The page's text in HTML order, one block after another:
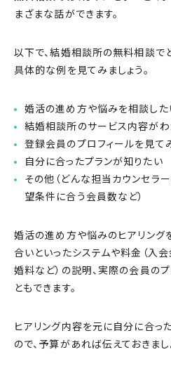
まざまな話ができます。
以下で、結婚相談所の無料相談で
具体的な例を見てみましょう。
婚活の進め方や悩みを相談した
結婚相談所のサービス内容が
登録会員のプロフィールを見て
自分に合ったプランが知りたい
その他（どんな担当カウンセラ
望条件に合う会員数など）
婚活の進め方や悩みのヒアリング
合いといったシステムや料金（入会
婚料など）の説明、実際の会員の
ともできます。
ヒアリング内容を元に自分に合っ
ので、予算があれば伝えておきまし